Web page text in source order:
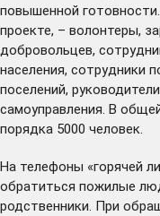
повышенной
проекте, – волонтеры,
добровольцев,
населения, сотрудники
поселений,
самоуправления. В
порядка 5000 человек.
На телефоны «горячей
обратиться пожилые
родственники. При